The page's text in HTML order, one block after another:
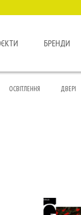
БРЕНДИ
ОСВІТЛЕННЯ ДВЕРІ